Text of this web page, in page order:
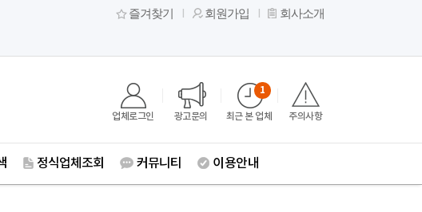
즐겨찾기 회원가입 회사소개
업체로그인 광고문의 최근 본 업체
1
주의사항
정식업체조회 커뮤니티 이용안내